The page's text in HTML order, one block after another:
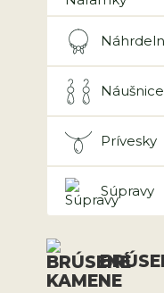
Náušnice
Prívesky
Súpravy